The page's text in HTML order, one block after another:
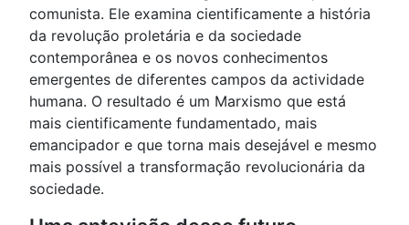
comunista. Ele examina cientificamente a história
da revolução proletária e da sociedade
contemporânea e os novos conhecimentos
emergentes de diferentes campos da actividade
humana. O resultado é um Marxismo que está
mais cientificamente fundamentado, mais
emancipador e que torna mais desejável e mesmo
mais possível a transformação revolucionária da
sociedade.